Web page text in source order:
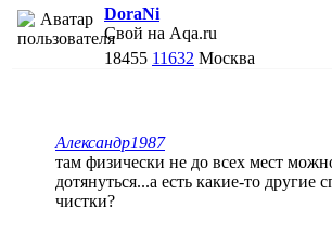
DoraNi
Свой на Aqa.ru
18455 11632 Москва
Александр1987
там физически не до всех мест
дотянуться...а есть какие-то другие
чистки?